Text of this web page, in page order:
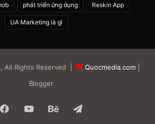
phát triển ứng dụng Reskin App
UA Marketing là gì
All Rights Reserved | Quocmedia.com|
Blogger
FacebookYouTubeBehance